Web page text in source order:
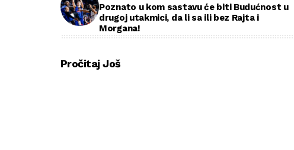
Poznato u kom sastavu će biti Budućnost u
drugoj utakmici, da li sa ili bez Rajta i
Morgana!
Pročitaj Još